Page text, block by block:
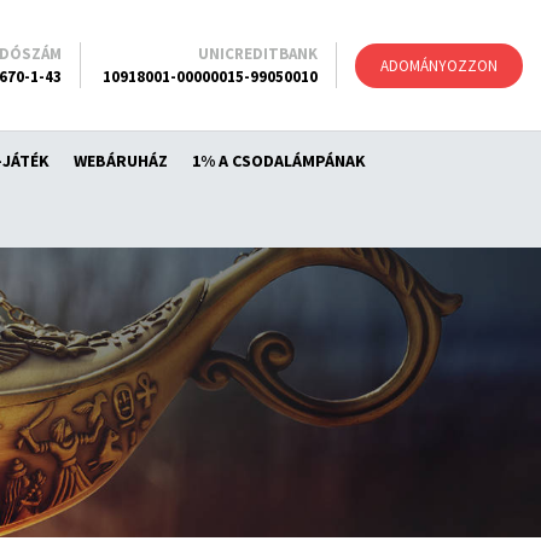
ADOMÁNYOZZON
WEBÁRUHÁZ 1% A CSODALÁMPÁNAK
1-43
UNICREDITBANK
10918001-00000015-99050010